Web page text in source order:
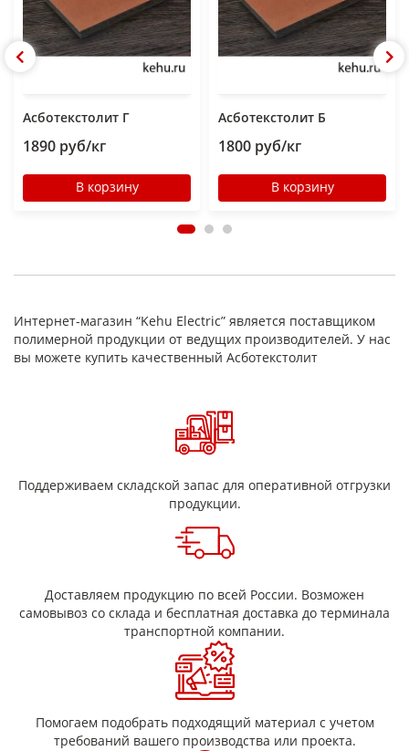
благодаря своей основе – асбестовой ткани. Характеризуется
наличием антифрикционных качеств. Сохраняет
теплостойкость до температуры плюс 300 градусов по
Цельсию, возгорается при температуре 500 градусов по
Твердость, Мпа: 186...275.
Сечение плит: 0,5...60 мм.
Ширина изделия: 400...800 мм.
Длина изделий: 600...1400 мм.
Рабочие температуры: в диапазоне - 30…+ 130 С.
сверлится, режется, штампуется. Не образует в процессе
мм\м. Плотность 1,5-1,7 г\см3. Ударная вязкость -24-29 кДж/
сухих помещениях при Т от минус 10 до плюс 35 градусов по
Цельсию.
Сфера применения
деталей устройств сцепления и торможения, накладок и
прокладок, при производстве турбогенераторов, насосов,
различных технических деталей. Листовой материал также
Асбестовый текстолит марки А применяется в авиационной
промышленности, в самолетостроении, ракетостроении.
строительстве электрощитов.
Асботекстолит Г
1890 руб/кг
В корзину
Асботекстолит Б
1800 руб/кг
В корзину
Интернет-магазин “Kehu Electric” является поставщиком
полимерной продукции от ведущих производителей. У нас
вы можете купить качественный Асботекстолит
Поддерживаем складской запас для оперативной отгрузки
продукции.
Доставляем продукцию по всей России. Возможен
самовывоз со склада и бесплатная доставка до терминала
транспортной компании.
Помогаем подобрать подходящий материал с учетом
требований вашего производства или проекта.